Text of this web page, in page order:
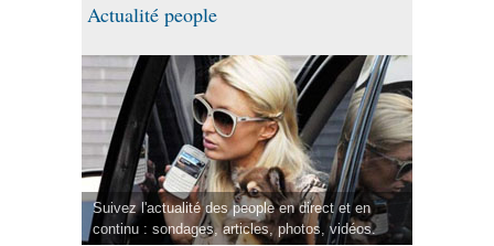
Actualité people
Suivez l'actualité des people en direct et en
continu : sondages, articles, photos, vidéos.